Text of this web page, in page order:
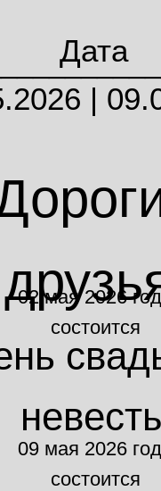
Дата
|
02 мая 2026
состоится
09 мая 2026
состоится